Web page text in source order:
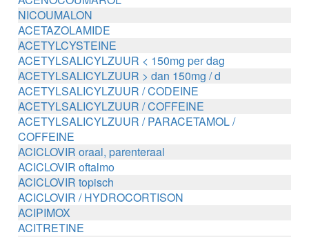
NICOUMALON
ACETAZOLAMIDE
ACETYLCYSTEINE
ACETYLSALICYLZUUR < 150mg per dag
ACETYLSALICYLZUUR > dan 150mg / d
ACETYLSALICYLZUUR / CODEINE
ACETYLSALICYLZUUR / COFFEINE
ACETYLSALICYLZUUR / PARACETAMOL /
COFFEINE
ACICLOVIR oraal, parenteraal
ACICLOVIR oftalmo
ACICLOVIR topisch
ACICLOVIR / HYDROCORTISON
ACIPIMOX
ACITRETINE